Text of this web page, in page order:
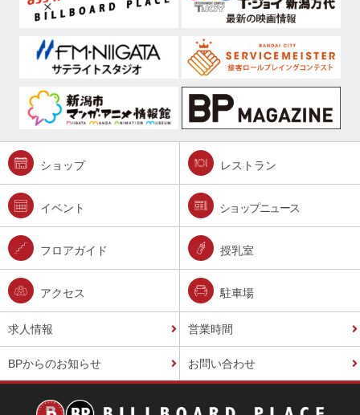
ショップ レストラン
イベント ショップニュース
フロアガイド 授乳室
アクセス 駐車場
求人情報 営業時間
BPからのお知らせ お問い合わせ